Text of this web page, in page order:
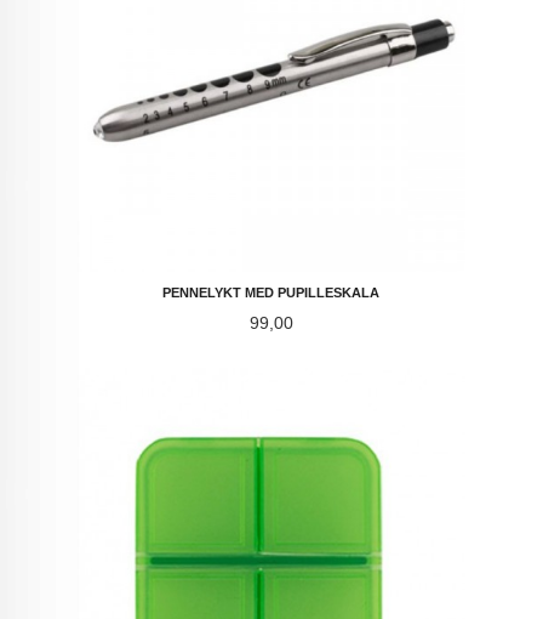
PENNELYKT MED PUPILLESKALA
Pris
99,00